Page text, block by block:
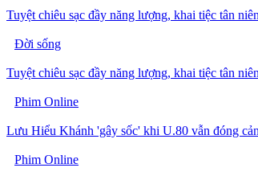
Tuyệt chiêu sạc đầy năng lượng, khai tiệc tân
Đời sống
Tuyệt chiêu sạc đầy năng lượng, khai tiệc tân
Phim Online
Lưu Hiểu Khánh 'gây sốc' khi U.80 vẫn đóng
Phim Online